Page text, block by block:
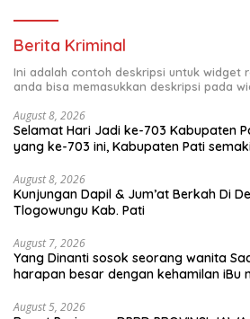
Berita Kriminal
Ini adalah contoh deskripsi untuk widget
anda bisa memasukkan deskripsi pada
August 8, 2026
Selamat Hari Jadi ke-703 Kabupaten
yang ke-703 ini, Kabupaten Pati
kesejahteraan bagi seluruh
dan kolaborasi yang telah terjalin
mewujudkan pembangunan yang
Facebook
August 8, 2026
Kunjungan Dapil & Jum’at Berkah Di
Tlogowungu Kab. Pati
August 7, 2026
Yang Dinanti sosok seorang wanita
harapan besar dengan kehamilan iBu
Musa & Princes.
August 5, 2026